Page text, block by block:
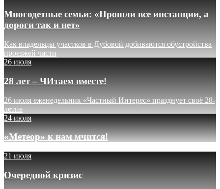
Многодетные семьи: «Прошли все инстанции, а
дороги так и нет»
Как владельцы участков в Дубовой добиваются обустройства
проезжей части
26 июля
28 лет – ЧИтаем вместе!
26 июля еженедельник «Частный Интерес» празднует своё 28-
летие
24 июля
«Метеор» к нам мчится!
21 июля
Очередной кризис